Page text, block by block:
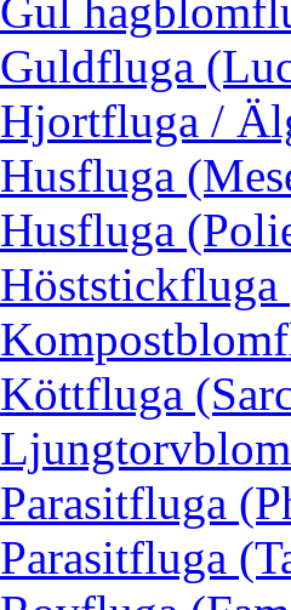
Gul
Guldfluga
Hjortfluga /
Husfluga
Husfluga
Höststickfluga
Köttfluga
Parasitfluga
Parasitfluga